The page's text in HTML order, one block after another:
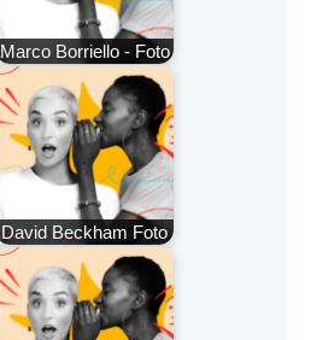
Marco Borriello - Foto
David Beckham Foto